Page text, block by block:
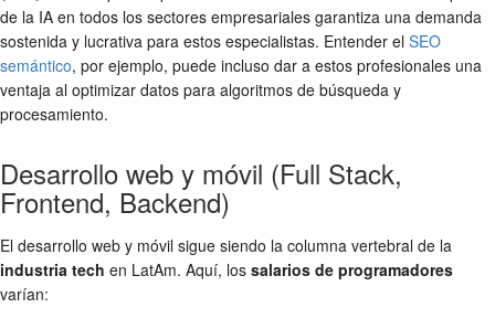
de la IA en todos los sectores empresariales garantiza una demanda
sostenida y lucrativa para estos especialistas. Entender el SEO
semántico, por ejemplo, puede incluso dar a estos profesionales una
ventaja al optimizar datos para algoritmos de búsqueda y
procesamiento.
Desarrollo web y móvil (Full Stack,
Frontend, Backend)
El desarrollo web y móvil sigue siendo la columna vertebral de la
industria tech en LatAm. Aquí, los salarios de programadores
varían: